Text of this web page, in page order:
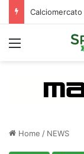
Menu
Home / NEWS